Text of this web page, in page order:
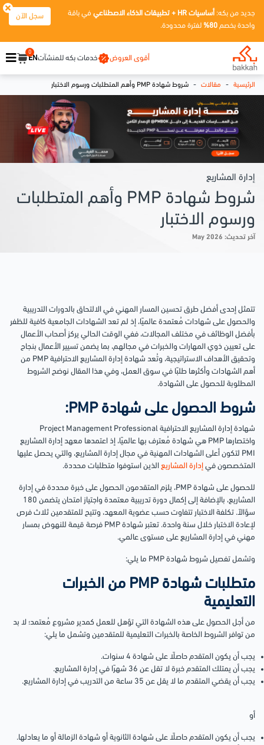
جديد من بكه: أساسيات HR + تطبيقات الذكاء الاصطناعي
في باقة
واحدة بخصم 80% لفترة محدودة.
سجل الآن
أقوى العروض خدمات بكه للمنشآتEN
0
الرئيسية - مقالات - شروط شهادة PMP وأهم المتطلبات ورسوم الاختبار
إدارة المشاريع
شروط شهادة PMP وأهم المتطلبات
ورسوم الاختبار
آخر تحديث: May 2026
تتمثل إحدى أفضل طرق تحسين المسار المهني في الالتحاق بالدورات التدريبية
والحصول على شهادات مُعتمدة عالميًا، إذ لم تعد الشهادات الجامعية كافية للظفر
بأفضل الوظائف في مختلف المجالات، ففي الوقت الحالي يركز أصحاب الأعمال
على تعيين ذوي المهارات والخبرات في مجالهم، بما يضمن تسيير الأعمال بنجاح
وتحقيق الأهداف الاستراتيجية، وتُعد شهادة إدارة المشاريع الاحترافية PMP من
أهم الشهادات وأكثرها طلبًا في سوق العمل، وفي هذا المقال نوضح الشروط
المطلوبة للحصول على الشهادة.
شروط الحصول على شهادة PMP:
شهادة إدارة المشاريع الاحترافية Project Management Professional
واختصارها PMP هي شهادة مُعترف بها عالميًا، إذ اعتمدها معهد إدارة المشاريع
PMI لتكون أعلى الشهادات المهنية في مجال إدارة المشاريع، والتي يحصل عليها
المتخصصون في إدارة المشاريع الذين استوفوا متطلبات محددة.
للحصول على شهادة PMP، يلزم المتقدمون الحصول على خبرة محددة في إدارة
المشاريع، بالإضافة إلى إكمال دورة تدريبية معتمدة واجتياز امتحان يتضمن 180
سؤالاً. تكلفة الاختبار تتفاوت حسب عضوية المعهد، وتتيح للمتقدمين ثلاث فرص
لإعادة الاختبار خلال سنة واحدة. تعتبر شهادة PMP فرصة قيمة للنهوض بمسار
مهني في إدارة المشاريع على مستوى عالمي.
وتشمل تفصيل شروط شهادة PMP ما يلي:
متطلبات شهادة PMP من الخبرات
التعليمية
من أجل الحصول على هذه الشهادة التي تؤهل للعمل كمدير مشروع مُعتمد؛ لا بد
من توافر الشروط الخاصة بالخبرات التعليمية للمتقدمين وتشمل ما يلي:
يجب أن يكون المتقدم حاصلًا على شهادة 4 سنوات.
يجب أن يمتلك المتقدم خبرة لا تقل عن 36 شهرًا في إدارة المشاريع.
يجب أن يقضي المتقدم ما لا يقل عن 35 ساعة من التدريب في إدارة المشاريع.
أو
يجب أن يكون المتقدم حاصلًا على شهادة الثانوية أو شهادة الزمالة أو ما يعادلها.